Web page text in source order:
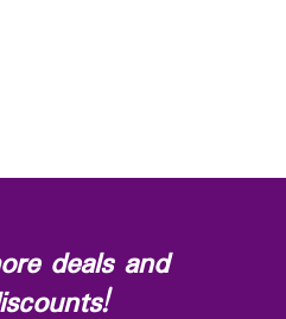
deals and